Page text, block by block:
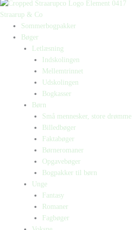
Straarup & Co
Sommerbogpakker
Bøger
Letlæsning
Indskolingen
Mellemtrinnet
Udskolingen
Bogkasser
Børn
Små mennesker, store drømme
Billedbøger
Faktabøger
Børneromaner
Opgavebøger
Bogpakker til børn
Unge
Fantasy
Romaner
Fagbøger